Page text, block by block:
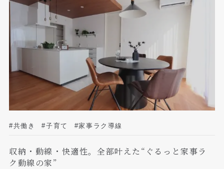
#共働き #子育て #家事ラク導線
収納・動線・快適性。全部叶えた“ぐるっと家事ラ
ク動線の家”